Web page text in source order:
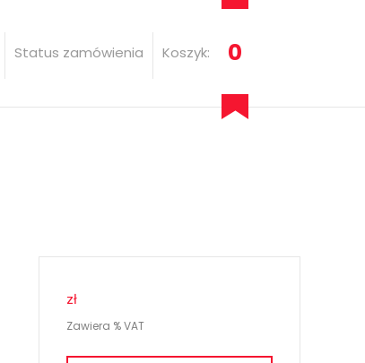
Status zamówienia Koszyk: 0
zł
Zawiera % VAT